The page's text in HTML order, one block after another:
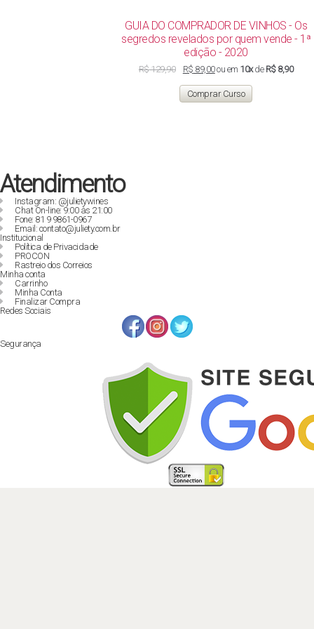
GUIA DO COMPRADOR DE VINHOS - Os
segredos revelados por quem vende - 1ª
edição - 2020
R$129,90
original
era:
R$ 129,90.
R$ 89,00O
atual
é:
R$ 89,00.
ou em 10xde R$ 8,90
Comprar Curso
Atendimento
Instagram: @julietywines
Chat On-line: 9:00 às 21:00
Fone: 81 9 9861-0967
Email: contato@juliety.com.br
Institucional
Política de Privacidade
PROCON
Rastreio dos Correios
Minha conta
Carrinho
Minha Conta
Finalizar Compra
Redes Sociais
Segurança